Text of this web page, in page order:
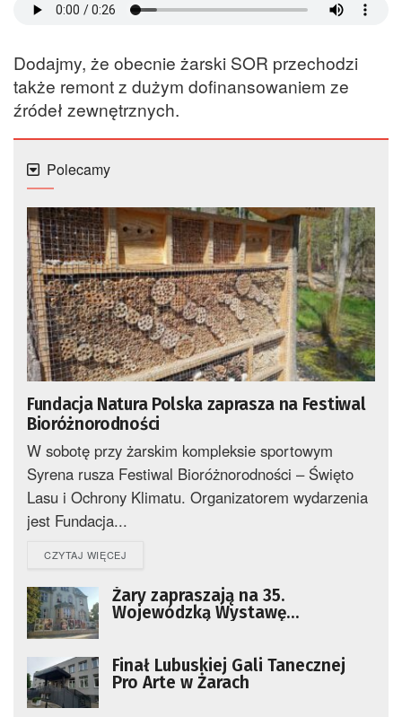
Dodajmy, że obecnie żarski SOR przechodzi
także remont z dużym dofinansowaniem ze
źródeł zewnętrznych.
Polecamy
Fundacja Natura Polska zaprasza na Festiwal
Bioróżnorodności
W sobotę przy żarskim kompleksie sportowym
Syrena rusza Festiwal Bioróżnorodności – Święto
Lasu i Ochrony Klimatu. Organizatorem wydarzenia
jest Fundacja...
CZYTAJ WIĘCEJ
Żary zapraszają na 35.
Wojewódzką Wystawę
Finał Lubuskiej Gali Tanecznej
Pro Arte w Żarach